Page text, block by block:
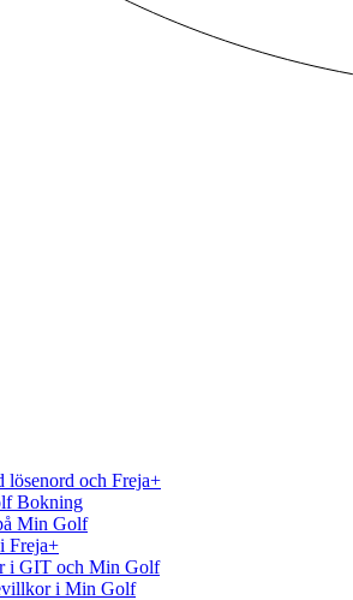
lösenord och Freja+
Bokning
Min Golf
Freja+
i GIT och Min Golf
i Min Golf